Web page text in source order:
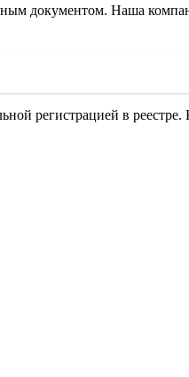
документом. Наша
регистрацией в